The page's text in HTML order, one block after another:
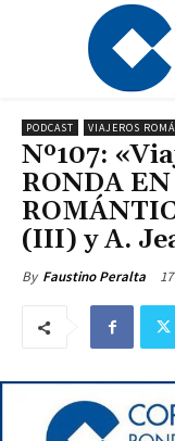
PODCAST VIAJEROS
Nº107:
RONDA
(III) y A.
By Faustino Peralta